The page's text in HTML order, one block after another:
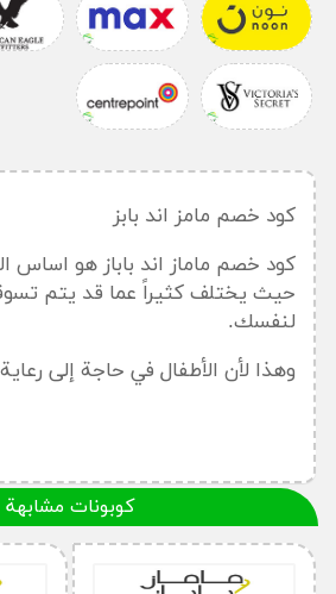
كود خصم مامز اند بابز
كود خصم ماماز اند باباز هو اساس
حيث يختلف كثيراً عما قد يتم
لنفسك.
وهذا لأن الأطفال في حاجة إلى
الكثير من المتطلبات الإضافية و
ولن تجد أفضل من متجر ماماز أند
التشكيلة الأكبر من المنتجات مع
كود خصم مامازاند
كوبونات مشابهة